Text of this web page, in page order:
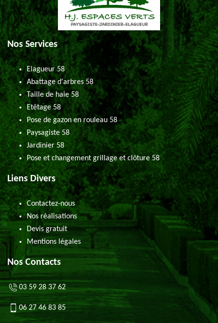
Nos Services
Elagueur 58
Abattage d'arbres 58
Taille de haie 58
Etêtage 58
Pose de gazon en rouleau 58
Paysagiste 58
Jardinier 58
Pose et changement grillage et clôture 58
Liens Divers
Contactez-nous
Nos réalisations
Devis gratuit
Mentions légales
Nos Contacts
03 59 28 37 62
06 27 46 83 85